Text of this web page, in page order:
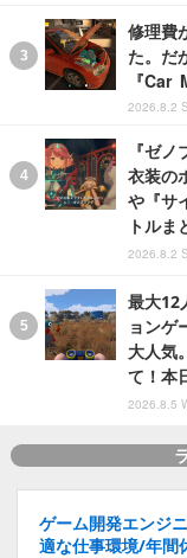
修理費
た。だ
『Car
2026.8.2
『ゼ
衣装の
や『サ
トルま
2026.8.2
最大12
ョンゲ
大人気
て！本
2026.8.5
ゲーム開発エンジ
適な仕事環境/年間